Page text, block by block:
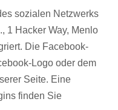
sozialen Netzwerks
1 Hacker Way, Menlo
Die Facebook-
Logo oder dem
Seite. Eine
finden Sie